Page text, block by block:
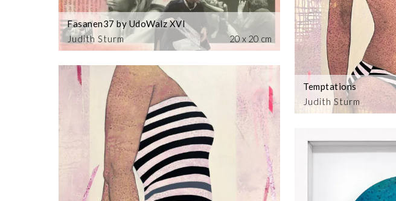
Judith Sturm
Fasanen37 by UdoWalz XVI
20 x 20 cm
Judith Sturm
Temptations